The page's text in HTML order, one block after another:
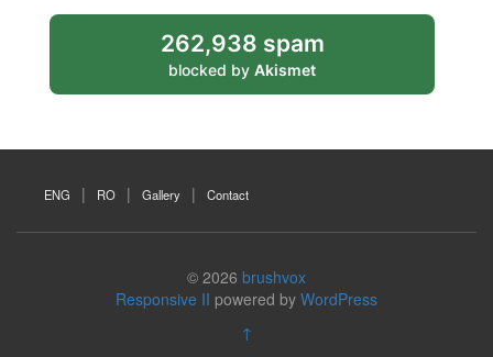
262,938 spam
blocked by Akismet
ENG RO Gallery Contact
© 2026 brushvox
Responsive II powered by WordPress
↑